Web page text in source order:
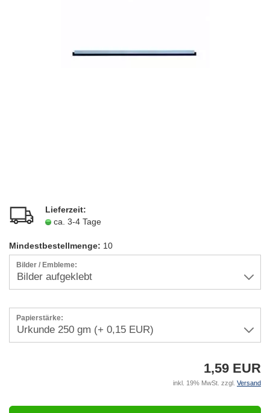
Lieferzeit:
ca. 3-4 Tage
Mindestbestellmenge: 10
Bilder / Embleme:
Papierstärke:
1,59 EUR
inkl. 19% MwSt. zzgl. Versand